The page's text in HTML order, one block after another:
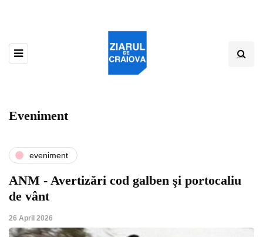
Eveniment
eveniment
ANM - Avertizări cod galben şi portocaliu
de vânt
26 April 2026